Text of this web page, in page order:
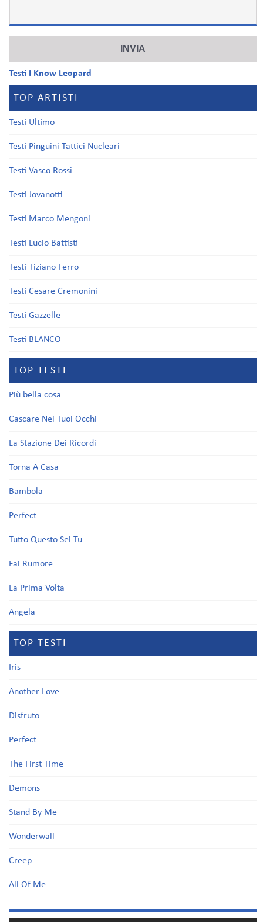
Testi I Know Leopard
TOP ARTISTI
Testi Ultimo
Testi Pinguini Tattici Nucleari
Testi Vasco Rossi
Testi Jovanotti
Testi Marco Mengoni
Testi Lucio Battisti
Testi Tiziano Ferro
Testi Cesare Cremonini
Testi Gazzelle
Testi BLANCO
TOP TESTI
Più bella cosa
Cascare Nei Tuoi Occhi
La Stazione Dei Ricordi
Torna A Casa
Bambola
Perfect
Tutto Questo Sei Tu
Fai Rumore
La Prima Volta
Angela
TOP TESTI
Iris
Another Love
Disfruto
Perfect
The First Time
Demons
Stand By Me
Wonderwall
Creep
All Of Me